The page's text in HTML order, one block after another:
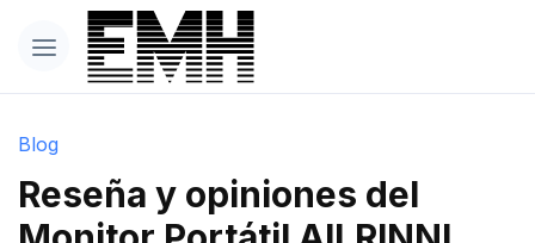
Blog
Reseña y opiniones del